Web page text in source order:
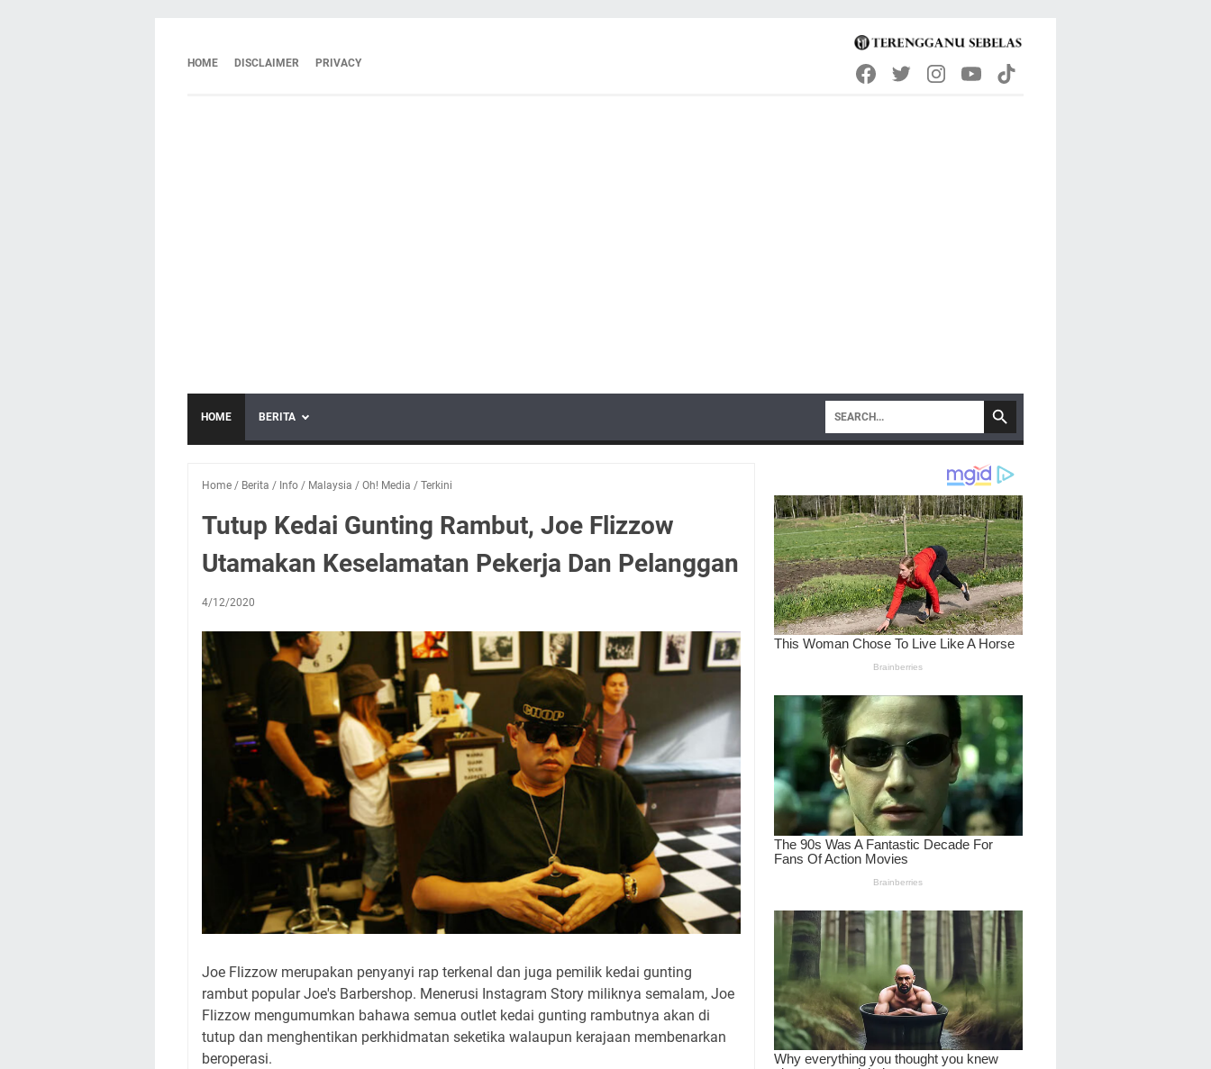
HOME DISCLAIMER PRIVACY
HOME BERITA
Home / Berita / Info / Malaysia / Oh! Media / Terkini
Tutup Kedai Gunting Rambut, Joe Flizzow
Utamakan Keselamatan Pekerja Dan Pelanggan
4/12/2020
Joe Flizzow merupakan penyanyi rap terkenal dan juga pemilik kedai gunting
rambut popular Joe's Barbershop. Menerusi Instagram Story miliknya semalam, Joe
Flizzow mengumumkan bahawa semua outlet kedai gunting rambutnya akan di
tutup dan menghentikan perkhidmatan seketika walaupun kerajaan membenarkan
beroperasi.